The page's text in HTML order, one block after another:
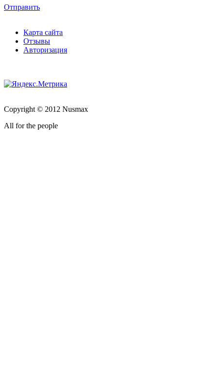
Отправить
Карта сайта
Отзывы
Авторизация
Copyright © 2012 Nusmax
All for the people